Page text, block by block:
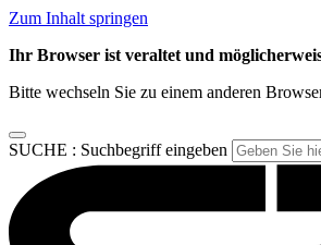
Zum Inhalt springen
Ihr Browser ist veraltet und
Bitte wechseln Sie zu einem anderen
SUCHE : Suchbegriff eingeben